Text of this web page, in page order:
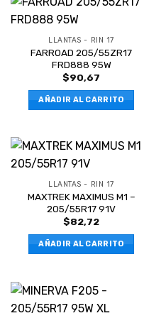
LLANTAS - RIN 17
FARROAD 205/55ZR17
FRD888 95W
$90,67
AÑADIR AL CARRITO
LLANTAS - RIN 17
MAXTREK MAXIMUS M1 –
205/55R17 91V
$82,72
AÑADIR AL CARRITO